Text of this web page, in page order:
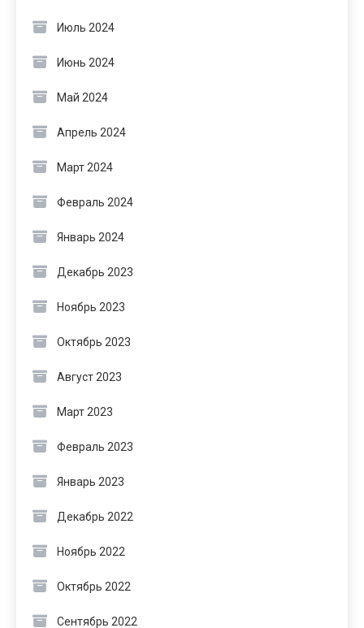
Июль 2024
Июнь 2024
Май 2024
Апрель 2024
Март 2024
Февраль 2024
Январь 2024
Декабрь 2023
Ноябрь 2023
Октябрь 2023
Август 2023
Март 2023
Февраль 2023
Январь 2023
Декабрь 2022
Ноябрь 2022
Октябрь 2022
Сентябрь 2022